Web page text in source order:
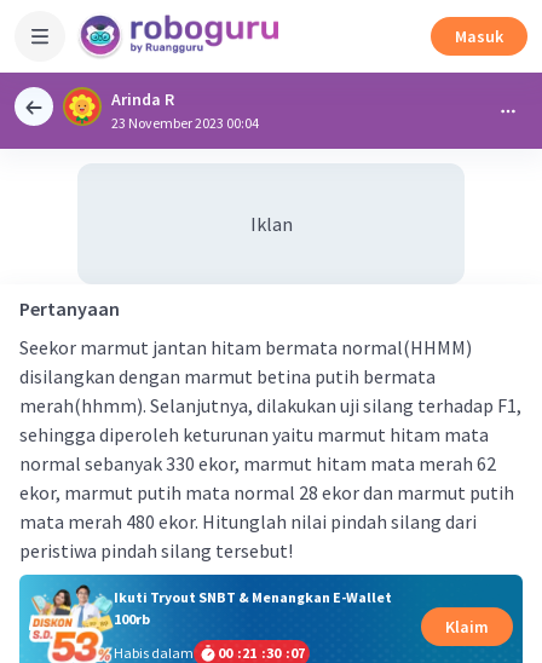
Masuk
Arinda R
23 November 2023 00:04
Iklan
Pertanyaan
Seekor marmut jantan hitam bermata normal(HHMM)
disilangkan dengan marmut betina putih bermata
merah(hhmm). Selanjutnya, dilakukan uji silang terhadap F1,
sehingga diperoleh keturunan yaitu marmut hitam mata
normal sebanyak 330 ekor, marmut hitam mata merah 62
ekor, marmut putih mata normal 28 ekor dan marmut putih
mata merah 480 ekor. Hitunglah nilai pindah silang dari
peristiwa pindah silang tersebut!
Ikuti Tryout SNBT & Menangkan E-Wallet
100rb
Habis dalam
00 :21 :30 :07
Klaim